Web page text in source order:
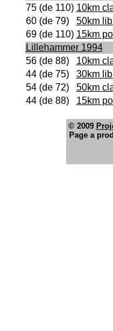
75 (de 110) 10km
60 (de 79)
50km
69 (de 110) 15km
Lillehammer 1994
56 (de 88)
10km
44 (de 75)
30km
54 (de 72)
50km
44 (de 88)
15km
© 2009
Page a